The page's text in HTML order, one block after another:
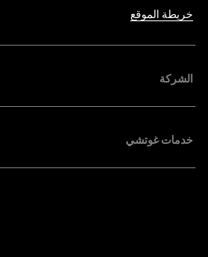
خريطة الموقع
الشركة
خدمات غوتشي